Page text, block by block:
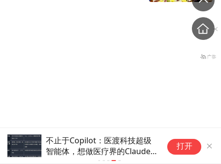
不止于Copilot：医渡科技超级
智能体，想做医疗界的Claude
打开
罕见，北京破天荒率先救
市，大松绑